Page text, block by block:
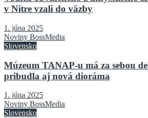
v Nitre vzali do väzby
1. júna 2025
Noviny BossMedia
Slovensko
Múzeum TANAP-u má za sebou
pribudla aj nová dioráma
1. júna 2025
Noviny BossMedia
Slovensko